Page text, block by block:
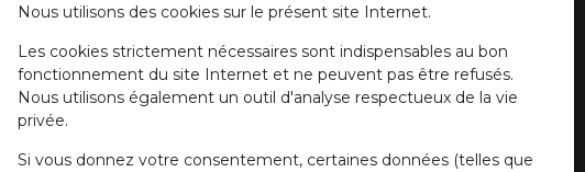
Nous utilisons des cookies sur le présent site Internet.
Les cookies strictement nécessaires sont indispensables au bon
fonctionnement du site Internet et ne peuvent pas être refusés.
Nous utilisons également un outil d'analyse respectueux de la vie
privée.
Si vous donnez votre consentement, certaines données (telles que